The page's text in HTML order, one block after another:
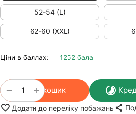
52-54 (L)
62-60 (XXL)
Ціни в баллах: 1252 бала
+
− У кошик
Додати до переліку побажань